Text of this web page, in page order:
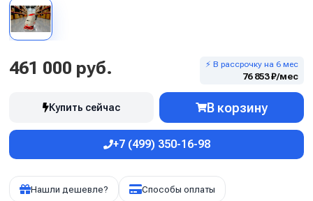
461 000 руб. ⚡ В рассрочку на 6 мес
76 853 ₽/мес
Купить сейчас В корзину
+7 (499) 350-16-98
Нашли дешевле? Способы оплаты